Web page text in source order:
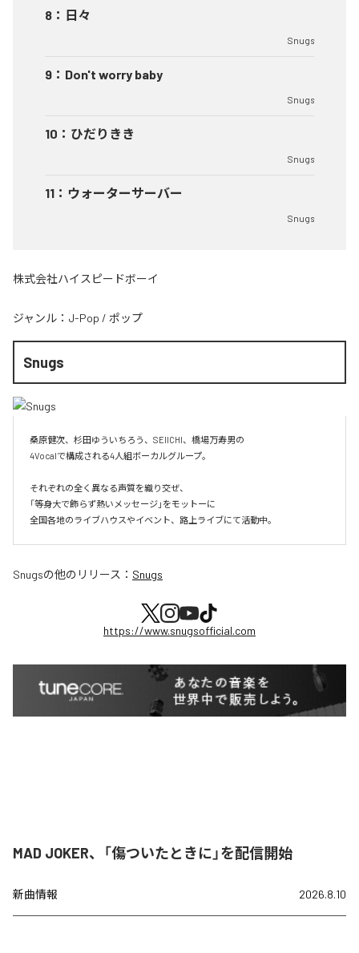
8 ： 日々
Snugs
9 ： Don't worry baby
Snugs
10 ： ひだりきき
Snugs
11 ： ウォーターサーバー
Snugs
株式会社ハイスピードボーイ
ジャンル： J-Pop / ポップ
Snugs
桑原健次、杉田ゆういちろう、SEIICHI、橋場万寿男の
4Vocalで構成される4人組ボーカルグループ。
それぞれの全く異なる声質を織り交ぜ、
「等身大で飾らず熱いメッセージ」をモットーに
全国各地のライブハウスやイベント、路上ライブにて活動中。
Snugsの他のリリース： Snugs
https://www.snugsofficial.com
MAD JOKER、「傷ついたときに」を配信開始
新曲情報 2026.8.10